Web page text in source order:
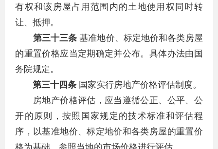
有权和该房屋占用范围内的土地使用权同时转
让、抵押。
第三十三条 基准地价、标定地价和各类房屋
的重置价格应当定期确定并公布。具体办法由国
务院规定。
第三十四条 国家实行房地产价格评估制度。
房地产价格评估，应当遵循公正、公平、公
开的原则，按照国家规定的技术标准和评估程
序，以基准地价、标定地价和各类房屋的重置价
格为基础，参照当地的市场价格进行评估。